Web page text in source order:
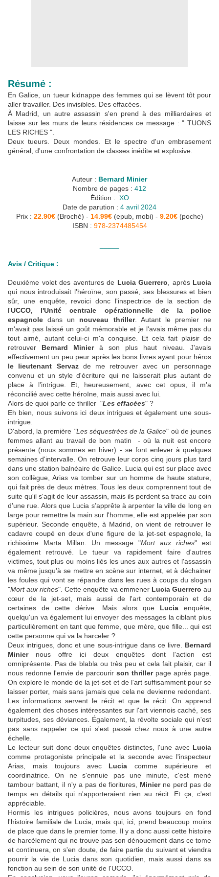
Résumé :
En Galice, un tueur kidnappe des femmes qui se lèvent tôt pour
aller travailler. Des invisibles. Des effacées.
À Madrid, un autre assassin s'en prend à des milliardaires et
laisse sur les murs de leurs résidences ce message : " TUONS
LES RICHES ".
Deux tueurs. Deux mondes. Et le spectre d'un embrasement
général, d'une confrontation de classes inédite et explosive.
Auteur : Bernard Minier
Nombre de pages : 412
Édition : XO
Date de parution : 4 avril 2024
Prix : 22.90€(Broché) - 14.99€(epub, mobi) - 9.20€(poche)
ISBN : 978-2374485454
Avis / Critique :
Deuxième volet des aventures de Lucia Guerrero , après Lucia
qui nous introduisait l'héroïne, son passé, ses blessures et bien
sûr, une enquête, revoici donc l'inspectrice de la section de
l'UCCO, l'Unité centrale opérationnelle de la police
espagnole dans un nouveau thriller. Autant le premier ne
m'avait pas laissé un goût mémorable et je l'avais même pas du
tout aimé, autant celui-ci m'a conquise. Et cela fait plaisir de
retrouver Bernard Minierà son plus haut niveau. J'avais
effectivement un peu peur après les bons livres ayant pour héros
le lieutenant Servazde me retrouver avec un personnage
convenu et un style d'écriture qui ne laisserait plus autant de
place à l'intrigue. Et, heureusement, avec cet opus, il m'a
réconcilié avec cette héroïne, mais aussi avec lui.
Alors de quoi parle ce thriller "Les effacées" ?
Eh bien, nous suivons ici deux intrigues et également une sous-
intrigue.
D'abord, la première "Les séquestrées de la Galice" où de jeunes
femmes allant au travail de bon matin - où la nuit est encore
présente (nous sommes en hiver) - se font enlever à quelques
semaines d'intervalle. On retrouve leur corps cinq jours plus tard
dans une station balnéaire de Galice. Lucia qui est sur place avec
son collègue, Arias va tomber sur un homme de haute stature,
qui fait près de deux mètres. Tous les deux comprennent tout de
suite qu'il s'agit de leur assassin, mais ils perdent sa trace au coin
d'une rue. Alors que Lucia s’apprête à arpenter la ville de long en
large pour remettre la main sur l'homme, elle est appelée par son
supérieur. Seconde enquête, à Madrid, on vient de retrouver le
cadavre coupé en deux d'une figure de la jet-set espagnole, la
richissime Marta Millan. Un message "Mort aux riches" est
également retrouvé. Le tueur va rapidement faire d'autres
victimes, tout plus ou moins liés les unes aux autres et l'assassin
va même jusqu'à se mettre en scène sur internet, et à déchainer
les foules qui vont se répandre dans les rues à coups du slogan
"Mort aux riches". Cette enquête va emmener Lucia Guerrero au
cœur de la jet-set, mais aussi de l'art contemporain et de
certaines de cette dérive. Mais alors que Luciaenquête,
quelqu'un va également lui envoyer des messages la ciblant plus
particulièrement en tant que femme, que mère, que fille... qui est
cette personne qui va la harceler ?
Deux intrigues, donc et une sous-intrigue dans ce livre. Bernard
Miniernous offre ici deux enquêtes dont l'action est
omniprésente. Pas de blabla ou très peu et cela fait plaisir, car il
nous redonne l'envie de parcourir son thrillerpage après page.
On explore le monde de la jet-set et de l'art suffisamment pour se
laisser porter, mais sans jamais que cela ne devienne redondant.
Les informations servent le récit et que le récit. On apprend
également des choses intéressantes sur l'art viennois caché, ses
turpitudes, ses déviances. Également, la révolte sociale qui n'est
pas sans rappeler ce qui s'est passé chez nous à une autre
échelle.
Le lecteur suit donc deux enquêtes distinctes, l'une avec Lucia
comme protagoniste principale et la seconde avec l'inspecteur
Arias, mais toujours avec Lucia comme supérieure et
coordinatrice. On ne s'ennuie pas une minute, c'est mené
tambour battant, il n'y a pas de fioritures, Minierne perd pas de
temps en détails qui n'apporteraient rien au récit. Et ça, c'est
appréciable.
Hormis les intrigues policières, nous avons toujours en fond
l'histoire familiale de Lucia, mais qui, ici, prend beaucoup moins
de place que dans le premier tome. Il y a donc aussi cette histoire
de harcèlement qui ne trouve pas son dénouement dans ce tome
et continuera, on s'en doute, de faire partie du suivant et viendra
pourrir la vie de Lucia dans son quotidien, mais aussi dans sa
fonction au sein de son unité de l'UCCO.